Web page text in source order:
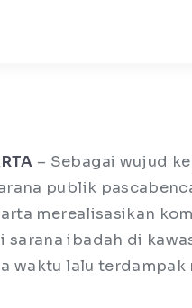
– Sebagai wujud
publik
merealisasikan
sarana ibadah di
waktu lalu terdampak